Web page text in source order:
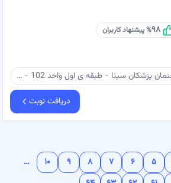
۹۸% پیشنهاد کاربران
میناب - بلوار امام - ساختمان پزشکان سینا - طبقه ی اول واحد 102 - دکتر وحدت خواه
دریافت نوبت
۵ ۶ ۷ ۸ ۹ ۱۰
…